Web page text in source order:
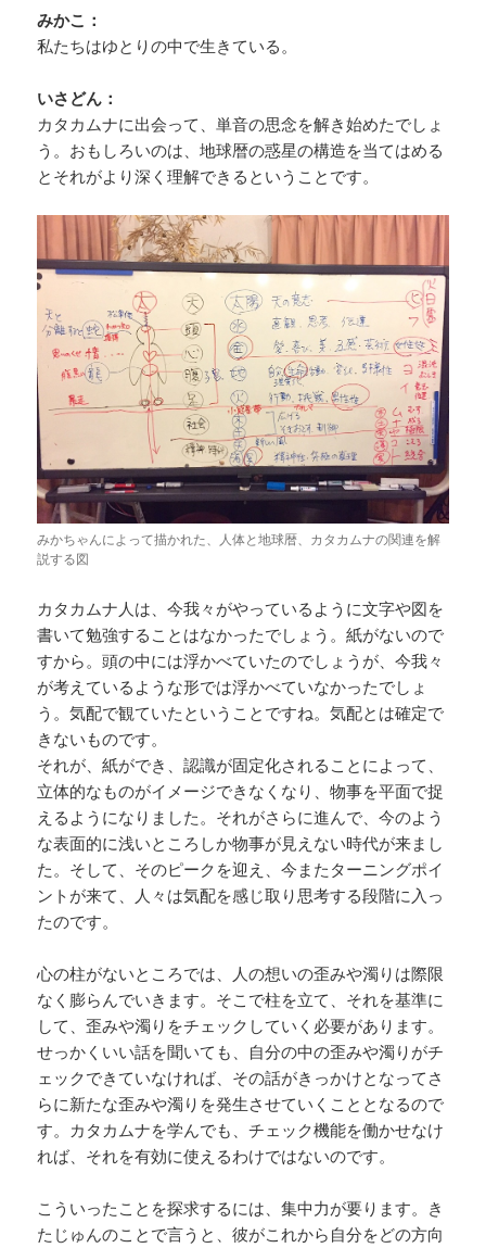
みかこ：
私たちはゆとりの中で生きている。
いさどん：
カタカムナに出会って、単音の思念を解き始めたでしょ
う。おもしろいのは、地球暦の惑星の構造を当てはめる
とそれがより深く理解できるということです。
みかちゃんによって描かれた、人体と地球暦、カタカムナの関連を解
説する図
カタカムナ人は、今我々がやっているように文字や図を
書いて勉強することはなかったでしょう。紙がないので
すから。頭の中には浮かべていたのでしょうが、今我々
が考えているような形では浮かべていなかったでしょ
う。気配で観ていたということですね。気配とは確定で
きないものです。
それが、紙ができ、認識が固定化されることによって、
立体的なものがイメージできなくなり、物事を平面で捉
えるようになりました。それがさらに進んで、今のよう
な表面的に浅いところしか物事が見えない時代が来まし
た。そして、そのピークを迎え、今またターニングポイ
ントが来て、人々は気配を感じ取り思考する段階に入っ
たのです。
心の柱がないところでは、人の想いの歪みや濁りは際限
なく膨らんでいきます。そこで柱を立て、それを基準に
して、歪みや濁りをチェックしていく必要があります。
せっかくいい話を聞いても、自分の中の歪みや濁りがチ
ェックできていなければ、その話がきっかけとなってさ
らに新たな歪みや濁りを発生させていくこととなるので
す。カタカムナを学んでも、チェック機能を働かせなけ
れば、それを有効に使えるわけではないのです。
こういったことを探求するには、集中力が要ります。き
たじゅんのことで言うと、彼がこれから自分をどの方向